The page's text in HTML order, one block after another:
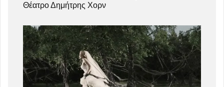
Θέατρο Δημήτρης Χορν